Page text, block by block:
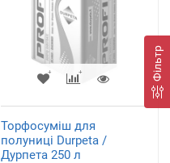
Фільтр
Торфосуміш для
полуниці Durpeta /
Дурпета 250 л